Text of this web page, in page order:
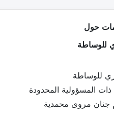
حول
للوساطة
للوساطة
المسؤولية المحدودة
جنان مروى محمدية